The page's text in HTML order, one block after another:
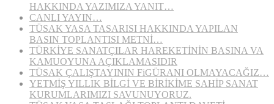
HAKKINDA YAZIMIZA YANIT…
CANLI YAYIN…
TÜSAK YASA TASARISI HAKKINDA YAPILAN
BASIN TOPLANTISI METNİ…
TÜRKİYE SANATÇILAR HAREKETİNİN BASINA VA
KAMUOYUNA AÇIKLAMASIDIR
TÜSAK ÇALIŞTAYININ FiGÜRANI OLMAYACAĞIZ…
YETMİŞ YILLIK BİLGİ VE BİRİKİME SAHİP SANAT
KURUMLARIMIZI SAVUNUYORUZ.